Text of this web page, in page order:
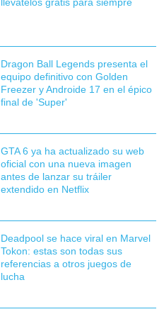
Dragon Ball Legends presenta el
equipo definitivo con Golden
Freezer y Androide 17 en el épico
final de 'Super'
GTA 6 ya ha actualizado su web
oficial con una nueva imagen
antes de lanzar su tráiler
extendido en Netflix
Deadpool se hace viral en Marvel
Tokon: estas son todas sus
referencias a otros juegos de
lucha